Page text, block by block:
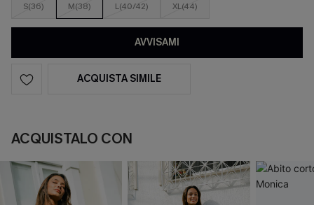
S(36) M(38) L(40/42) XL(44)
AVVISAMI
ACQUISTA SIMILE
ACQUISTALO CON